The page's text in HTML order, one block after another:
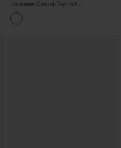
Lockeres Casual-Top mit
Rundhalsausschnitt und
Fledermausärmeln